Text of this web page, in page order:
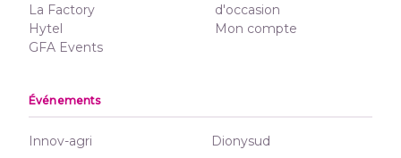
La Factory
Hytel
GFA Events
d'occasion
Mon compte
Événements
Innov-agri Dionysud